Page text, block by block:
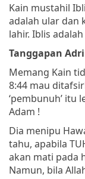
Kain mustahil
adalah ular dan
lahir. Iblis adalah
Tanggapan
Memang Kain
8:44 mau
‘pembunuh’ itu
Adam !
Dia menipu
tahu, apabila
akan mati pada
Namun, bila